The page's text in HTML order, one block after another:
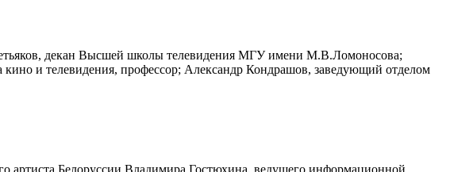
декан Высшей школы телевидения МГУ имени М.В.Ломоносова;
кино и телевидения, профессор; Александр Кондрашов, заведующий отделом
артиста Белоруссии Владимира Гостюхина, ведущего информационной